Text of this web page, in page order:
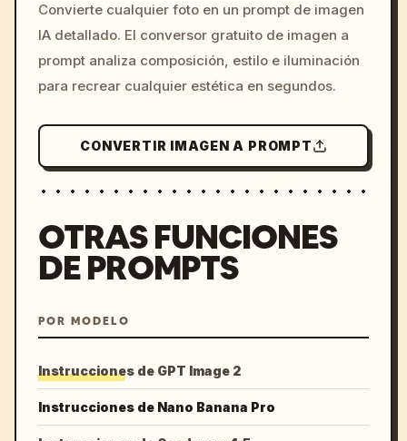
c, cyberpunk sunset, neon
colors, 8k --v 6.0
Convierte cualquier foto en un prompt de imagen
IA detallado. El conversor gratuito de imagen a
prompt analiza composición, estilo e iluminación
para recrear cualquier estética en segundos.
CONVERTIR IMAGEN A PROMPT
OTRAS FUNCIONES
DE PROMPTS
POR MODELO
Instrucciones de GPT Image 2
Instrucciones de Nano Banana Pro